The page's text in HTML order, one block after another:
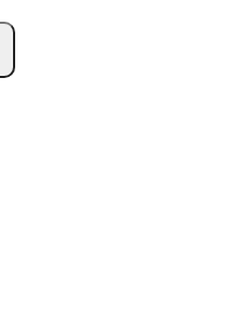
cm white
spray 131 cm